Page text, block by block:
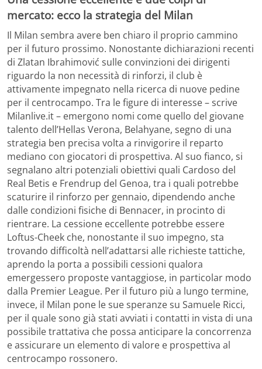
mercato: ecco la strategia del Milan
Il Milan sembra avere ben chiaro il proprio cammino
per il futuro prossimo. Nonostante dichiarazioni recenti
di Zlatan Ibrahimović sulle convinzioni dei dirigenti
riguardo la non necessità di rinforzi, il club è
attivamente impegnato nella ricerca di nuove pedine
per il centrocampo. Tra le figure di interesse – scrive
Milanlive.it – emergono nomi come quello del giovane
talento dell’Hellas Verona, Belahyane, segno di una
strategia ben precisa volta a rinvigorire il reparto
mediano con giocatori di prospettiva. Al suo fianco, si
segnalano altri potenziali obiettivi quali Cardoso del
Real Betis e Frendrup del Genoa, tra i quali potrebbe
scaturire il rinforzo per gennaio, dipendendo anche
dalle condizioni fisiche di Bennacer, in procinto di
rientrare. La cessione eccellente potrebbe essere
Loftus-Cheek che, nonostante il suo impegno, sta
trovando difficoltà nell’adattarsi alle richieste tattiche,
aprendo la porta a possibili cessioni qualora
emergessero proposte vantaggiose, in particolar modo
dalla Premier League. Per il futuro più a lungo termine,
invece, il Milan pone le sue speranze su Samuele Ricci,
per il quale sono già stati avviati i contatti in vista di una
possibile trattativa che possa anticipare la concorrenza
e assicurare un elemento di valore e prospettiva al
centrocampo rossonero.